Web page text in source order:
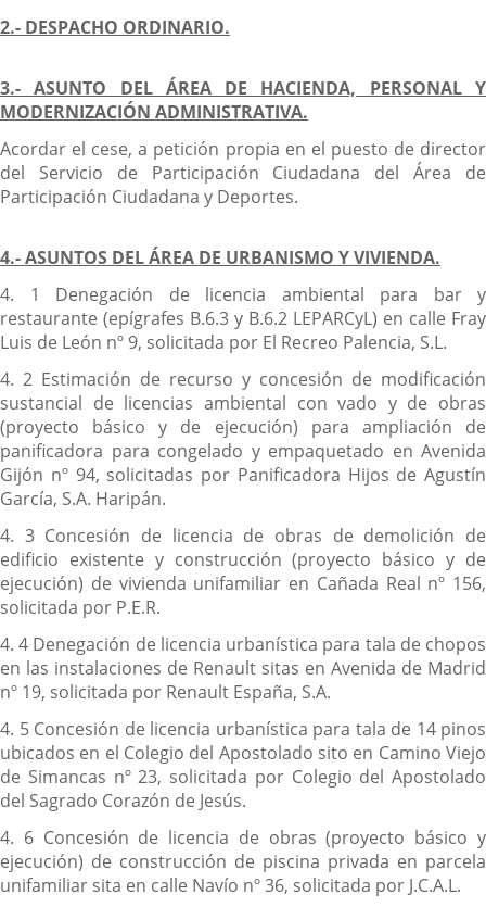
2.- DESPACHO ORDINARIO.
3.- ASUNTO DEL ÁREA DE HACIENDA, PERSONAL Y
MODERNIZACIÓN ADMINISTRATIVA.
Acordar el cese, a petición propia en el puesto de director
del Servicio de Participación Ciudadana del Área de
Participación Ciudadana y Deportes.
4.- ASUNTOS DEL ÁREA DE URBANISMO Y VIVIENDA.
4. 1 Denegación de licencia ambiental para bar y
restaurante (epígrafes B.6.3 y B.6.2 LEPARCyL) en calle Fray
Luis de León nº 9, solicitada por El Recreo Palencia, S.L.
4. 2 Estimación de recurso y concesión de modificación
sustancial de licencias ambiental con vado y de obras
(proyecto básico y de ejecución) para ampliación de
panificadora para congelado y empaquetado en Avenida
Gijón nº 94, solicitadas por Panificadora Hijos de Agustín
García, S.A. Haripán.
4. 3 Concesión de licencia de obras de demolición de
edificio existente y construcción (proyecto básico y de
ejecución) de vivienda unifamiliar en Cañada Real nº 156,
solicitada por P.E.R.
4. 4 Denegación de licencia urbanística para tala de chopos
en las instalaciones de Renault sitas en Avenida de Madrid
nº 19, solicitada por Renault España, S.A.
4. 5 Concesión de licencia urbanística para tala de 14 pinos
ubicados en el Colegio del Apostolado sito en Camino Viejo
de Simancas nº 23, solicitada por Colegio del Apostolado
del Sagrado Corazón de Jesús.
4. 6 Concesión de licencia de obras (proyecto básico y
ejecución) de construcción de piscina privada en parcela
unifamiliar sita en calle Navío nº 36, solicitada por J.C.A.L.